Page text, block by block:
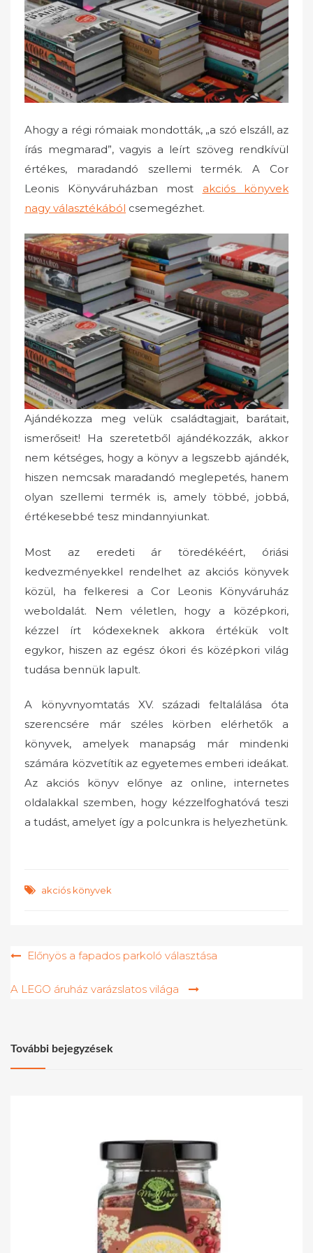
o
n
Ahogy a régi rómaiak mondották, „a szó elszáll, az
írás megmarad”, vagyis a leírt szöveg rendkívül
értékes, maradandó szellemi termék. A Cor
Leonis Könyváruházban most akciós könyvek
nagy választékából csemegézhet.
Ajándékozza meg velük családtagjait, barátait,
ismerőseit! Ha szeretetből ajándékozzák, akkor
nem kétséges, hogy a könyv a legszebb ajándék,
hiszen nemcsak maradandó meglepetés, hanem
olyan szellemi termék is, amely többé, jobbá,
értékesebbé tesz mindannyiunkat.
Most az eredeti ár töredékéért, óriási
kedvezményekkel rendelhet az akciós könyvek
közül, ha felkeresi a Cor Leonis Könyváruház
weboldalát. Nem véletlen, hogy a középkori,
kézzel írt kódexeknek akkora értékük volt
egykor, hiszen az egész ókori és középkori világ
tudása bennük lapult.
A könyvnyomtatás XV. századi feltalálása óta
szerencsére már széles körben elérhetők a
könyvek, amelyek manapság már mindenki
számára közvetítik az egyetemes emberi ideákat.
Az akciós könyv előnye az online, internetes
oldalakkal szemben, hogy kézzelfoghatóvá teszi
a tudást, amelyet így a polcunkra is helyezhetünk.
akciós könyvek
Bejegyzés
Előnyös a fapados parkoló választása
A LEGO áruház varázslatos világa
További bejegyzések